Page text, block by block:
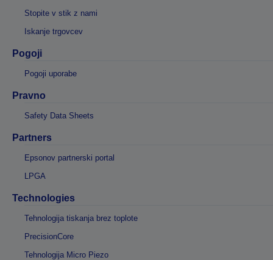
Stopite v stik z nami
Iskanje trgovcev
Pogoji
Pogoji uporabe
Pravno
Safety Data Sheets
Partners
Epsonov partnerski portal
LPGA
Technologies
Tehnologija tiskanja brez toplote
PrecisionCore
Tehnologija Micro Piezo